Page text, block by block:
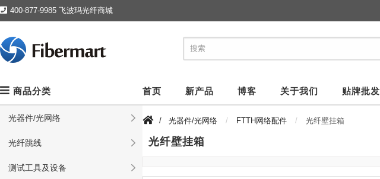
400-877-9985 飞波玛光纤商城
商品分类
光器件/光网络
光纤跳线
测试工具及设备
首页 新产品 博客 关于我们 贴牌批发
/ 光器件/光网络 FTTH网络配件 光纤壁挂箱
光纤壁挂箱